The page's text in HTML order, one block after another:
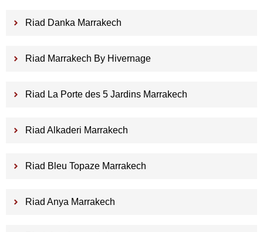
Riad Danka Marrakech
Riad Marrakech By Hivernage
Riad La Porte des 5 Jardins Marrakech
Riad Alkaderi Marrakech
Riad Bleu Topaze Marrakech
Riad Anya Marrakech